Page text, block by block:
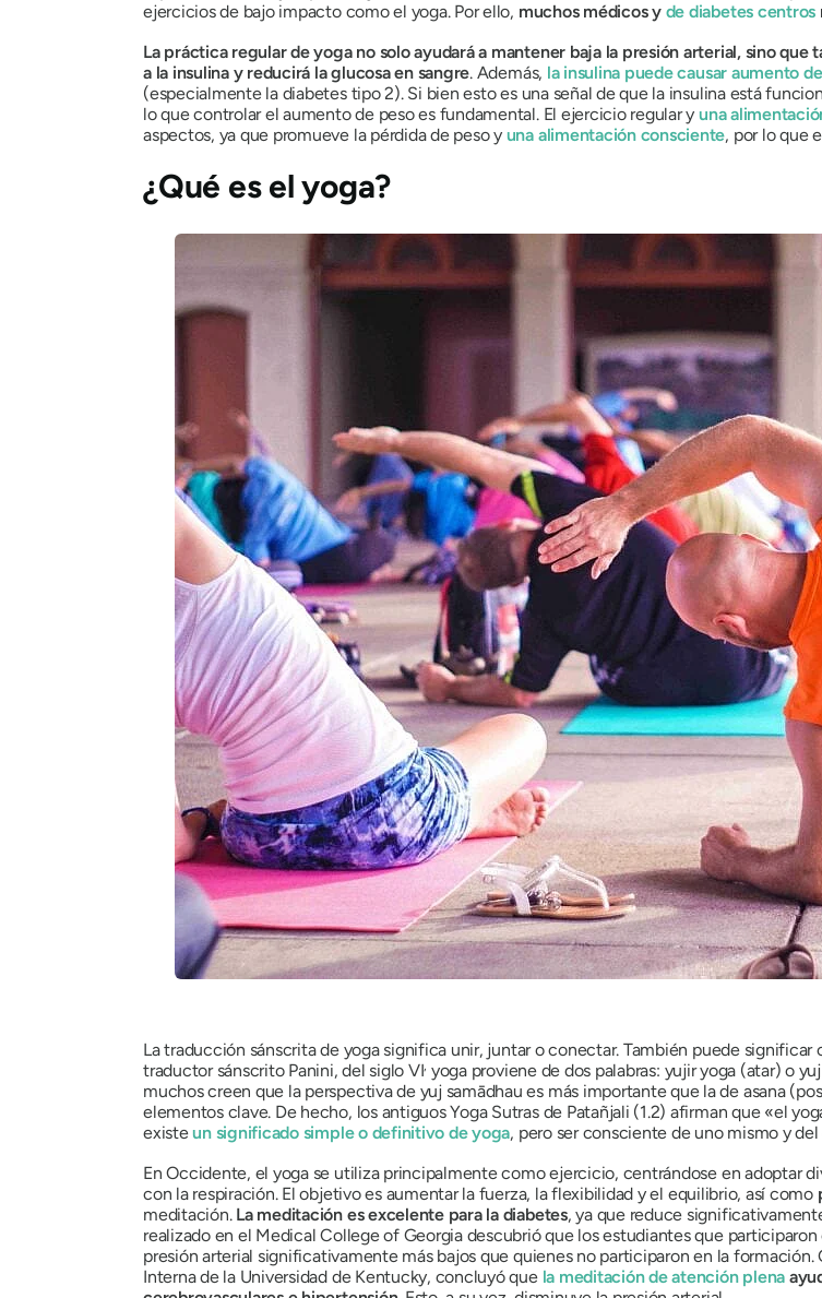
ejercicios de bajo impacto como el yoga. Por ello, muchos médicos y de diabetes centros
La práctica regular de yoga no solo ayudará a mantener baja la presión arterial, sino
a la insulina y reducirá la glucosa en sangre. Además, la insulina puede causar aumento
(especialmente la diabetes tipo 2). Si bien esto es una señal de que la insulina está
lo que controlar el aumento de peso es fundamental. El ejercicio regular yuna
aspectos, ya que promueve la pérdida de peso y una alimentación consciente, por lo que
¿Qué es el yoga?
La traducción sánscrita de yoga significa unir, juntar o conectar. También puede
traductor sánscrito Panini, del siglo VI, yoga proviene de dos palabras: yujir yoga (atar) o
muchos creen que la perspectiva de yuj samādhau es más importante que la de asana
elementos clave. De hecho, los antiguos Yoga Sutras de Patañjali (1.2) afirman que «el
existeun significado simple o definitivo de yoga, pero ser consciente de uno mismo y
En Occidente, el yoga se utiliza principalmente como ejercicio, centrándose en adoptar
con la respiración. El objetivo es aumentar la fuerza, la flexibilidad y el equilibrio, así como
meditación. La meditación es excelente para la diabetes, ya que reduce
realizado en el Medical College of Georgia descubrió que los estudiantes que
presión arterial significativamente más bajos que quienes no participaron en la formación.
Interna de la Universidad de Kentucky, concluyó que la meditación de atención plena